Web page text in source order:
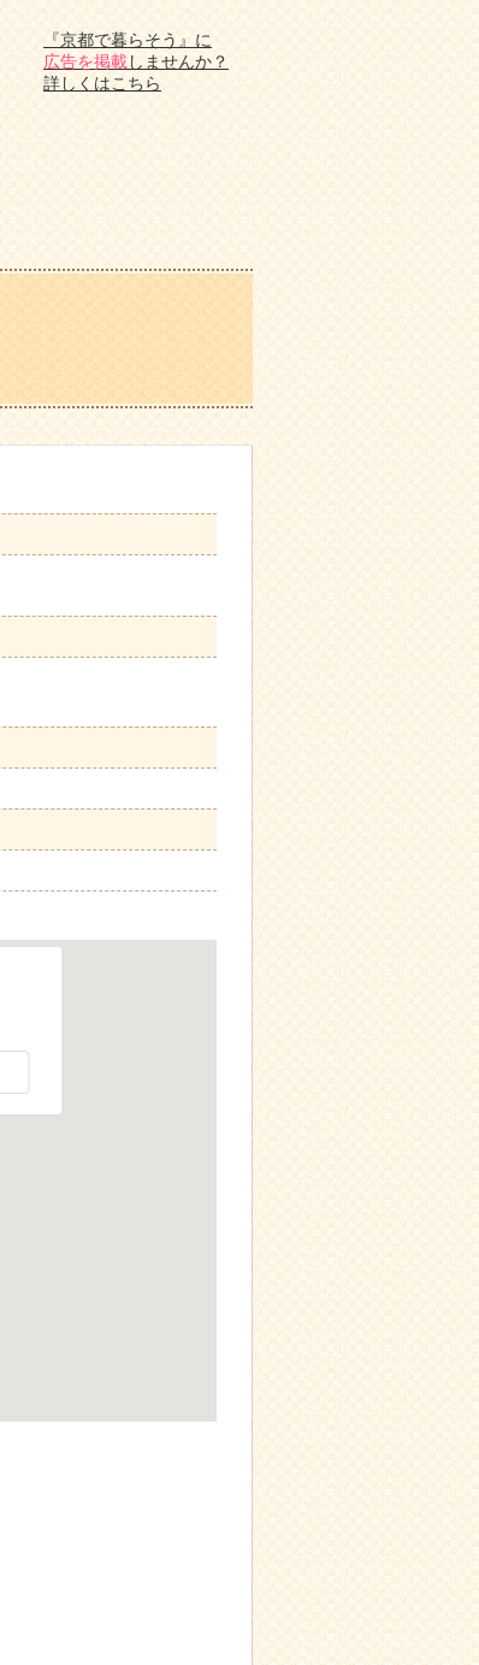
『京都で暮らそう』に
広告を掲載しませんか？
詳しくはこちら